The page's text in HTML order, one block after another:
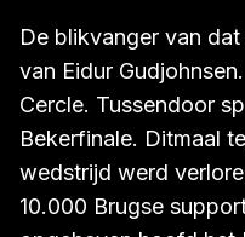
PO3 en een
De blikvanger van
van Eidur
Cercle. Tussendoor
Bekerfinale. Ditmaal